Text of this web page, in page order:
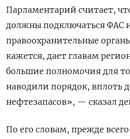
Парламентарий считает,
должны подключаться ФАС
правоохранительные
кажется, дает главам
большие полномочия для
наводили порядок, вплоть
нефтезапасов», — сказал
По его словам, прежде